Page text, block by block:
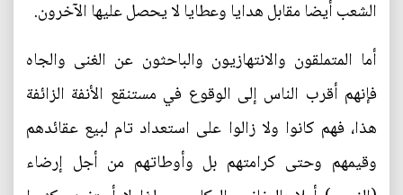
الشعب أيضا مقابل هدايا وعطايا لا يحصل عليها الآخرون.
أما المتملقون والانتهازيون والباحثون عن الغنى والجاه
فإنهم أقرب الناس إلى الوقوع في مستنقع الأنفة الزائفة
هذا، فهم كانوا ولا زالوا على استعداد تام لبيع عقائدهم
وقيمهم وحتى كرامتهم بل وأوطاتهم من أجل إرضاء